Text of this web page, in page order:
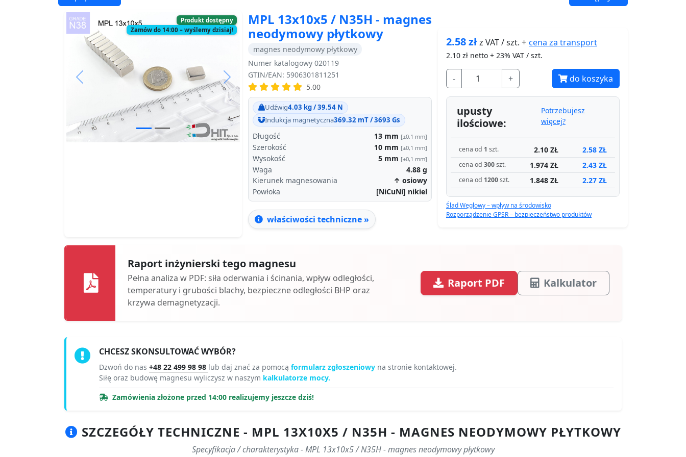
Produkt dostępny
Zamów do 14:00 – wyślemy dzisiaj!
Next
MPL 13x10x5 / N35H - magnes
neodymowy płytkowy
magnes neodymowy płytkowy
Numer katalogowy 020119
GTIN/EAN: 5906301811251
5.00
Udźwig4.03 kg / 39.54 N
Indukcja magnetyczna369.32 mT / 3693 Gs
Długość 13 mm [±0,1 mm]
Szerokość 10 mm [±0,1 mm]
Wysokość 5 mm [±0,1 mm]
Waga 4.88 g
Kierunek magnesowania
↑ osiowy
Powłoka
[NiCuNi] nikiel
właściwości techniczne »
2.58złz VAT / szt. + cena za transport
2.10 zł netto + 23% VAT / szt.
- + do koszyka
upusty
ilościowe:
Potrzebujesz
więcej?
cena od 1 szt. 2.10 ZŁ 2.58 ZŁ
cena od 300szt. 1.974 ZŁ 2.43 ZŁ
cena od 1200szt. 1.848 ZŁ 2.27 ZŁ
Ślad Węglowy – wpływ na środowisko
Rozporządzenie GPSR – bezpieczeństwo produktów
Raport inżynierski tego magnesu
Pełna analiza w PDF: siła oderwania i ścinania, wpływ odległości,
temperatury i grubości blachy, bezpieczne odległości BHP oraz
krzywa demagnetyzacji.
Raport PDF Kalkulator
CHCESZ SKONSULTOWAĆ WYBÓR?
Dzwoń do nas +48 22 499 98 98 lub daj znać za pomocą formularz zgłoszeniowy na stronie kontaktowej.
Siłę oraz budowę magnesu wyliczysz w naszym kalkulatorze mocy.
Zamówienia złożone przed 14:00 realizujemy jeszcze dziś!
SZCZEGÓŁY TECHNICZNE - MPL 13X10X5 / N35H - MAGNES NEODYMOWY PŁYTKOWY
Specyfikacja / charakterystyka - MPL 13x10x5 / N35H - magnes neodymowy płytkowy